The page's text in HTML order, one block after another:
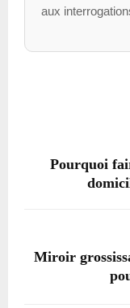
aux
Pourquoi
Miroir